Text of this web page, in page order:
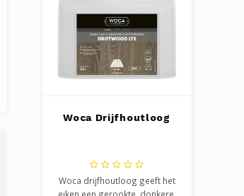
Woca Drijfhoutloog
Woca drijfhoutloog geeft het